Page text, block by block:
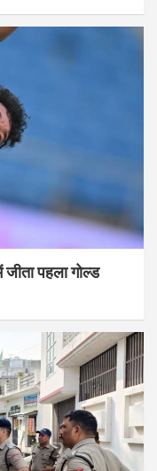
पहला गोल्ड